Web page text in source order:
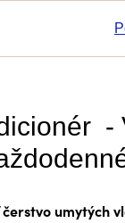
-
umytých